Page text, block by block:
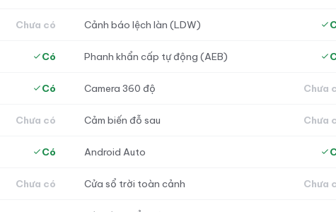
Chưa có Cảnh báo lệch làn (LDW)
Có Phanh khẩn cấp tự động (AEB)
Có Camera 360 độ Chưa
Chưa có Cảm biến đỗ sau Chưa
Có Android Auto
Chưa có Cửa sổ trời toàn cảnh Chưa